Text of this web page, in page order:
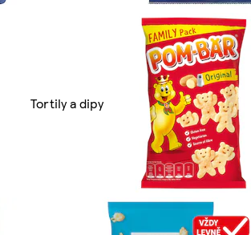
Tortily a dipy